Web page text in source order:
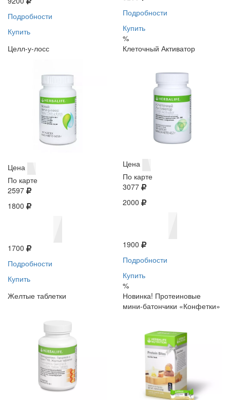
Подробности
Купить
Подробности
Купить
%
Целл-у-лосс
Цена
По карте
2597
1800
1700
Подробности
Купить
Клеточный Активатор
Цена
По карте
3077
2000
1900
Подробности
Купить
%
Желтые таблетки
Новинка! Протеиновые
мини-батончики «Конфетки»